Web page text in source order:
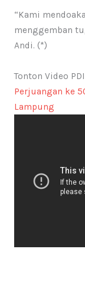
“Kami
menggemban
Andi. (*)
Tonton Video
Perjuangan ke
Lampung